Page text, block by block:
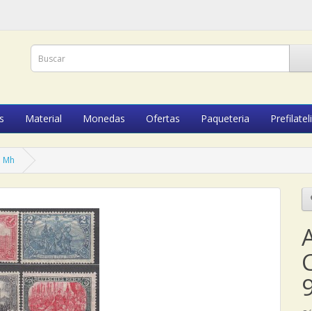
Material Monedas Ofertas Paqueteria